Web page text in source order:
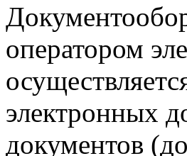
оператором
электронных
документов